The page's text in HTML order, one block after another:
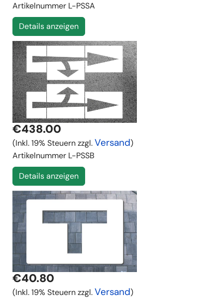
Artikelnummer L-PSSA
Details anzeigen
€438.00
(Inkl. 19% Steuern zzgl.Versand)
Artikelnummer L-PSSB
Details anzeigen
€40.80
(Inkl. 19% Steuern zzgl.Versand)